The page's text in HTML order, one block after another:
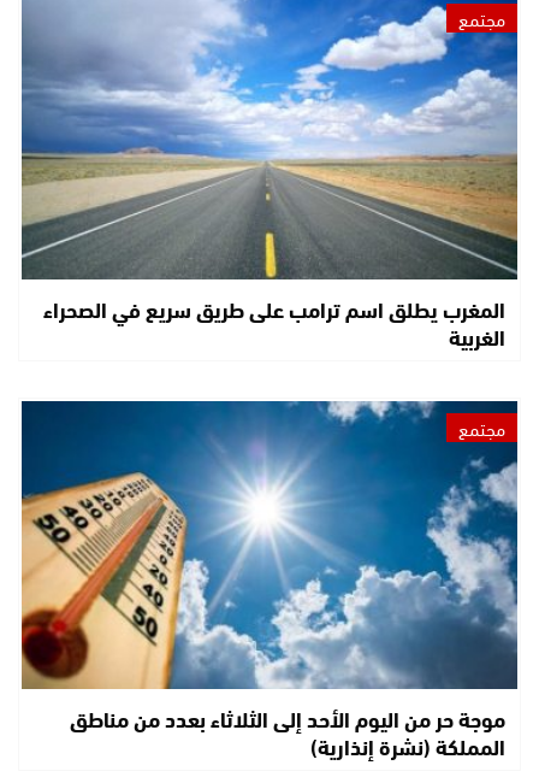
مجتمع
المغرب يطلق اسم ترامب على طريق سريع في الصحراء
الغربية
مجتمع
موجة حر من اليوم الأحد إلى الثلاثاء بعدد من مناطق
المملكة (نشرة إنذارية)